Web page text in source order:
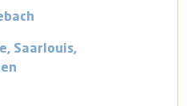
Saarlouis,